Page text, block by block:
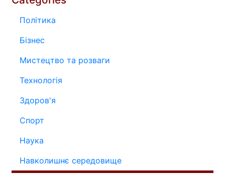
Політика
Бізнес
Мистецтво та розваги
Технологія
Здоров'я
Спорт
Наука
Навколишнє середовище